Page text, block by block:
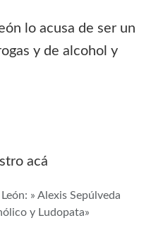
lo acusa de ser un
y de alcohol y
acá
» Alexis Sepúlveda
y Ludopata»